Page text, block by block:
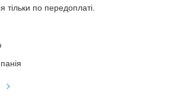
тільки по передоплаті.